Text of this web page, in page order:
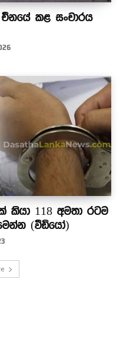
කළ සංචාරය
කියා 118 අමතා රටම
(වීඩියෝ)